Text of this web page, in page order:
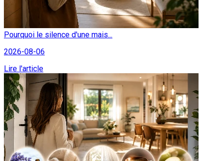
Pourquoi le silence d'une mais...
2026-08-06
Lire l'article